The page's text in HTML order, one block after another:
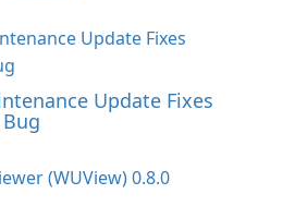
Update Fixes